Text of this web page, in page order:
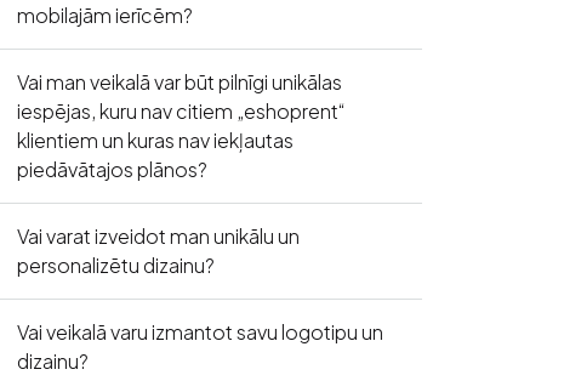
mobilajām ierīcēm?
Vai man veikalā var būt pilnīgi unikālas
iespējas, kuru nav citiem „eshoprent“
klientiem un kuras nav iekļautas
piedāvātajos plānos?
Vai varat izveidot man unikālu un
personalizētu dizainu?
Vai veikalā varu izmantot savu logotipu un
dizainu?